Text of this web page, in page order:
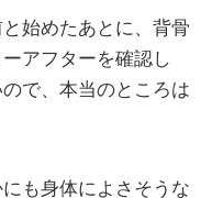
始めたあとに、背骨
アフターを確認し
で、本当のところは
も身体によさそうな